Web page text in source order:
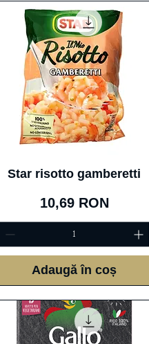
Afișare rapidă
Star risotto gamberetti
Preț
10,69 RON
Adaugă în coș